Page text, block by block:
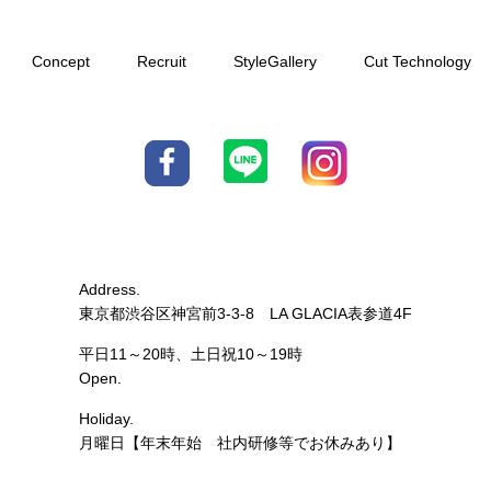
Concept Recruit StyleGallery Cut Technology
Address.
東京都渋谷区神宮前3-3-8 LA GLACIA表参道4F
平日11～20時、土日祝10～19時
Open.
Holiday.
月曜日【年末年始 社内研修等でお休みあり】